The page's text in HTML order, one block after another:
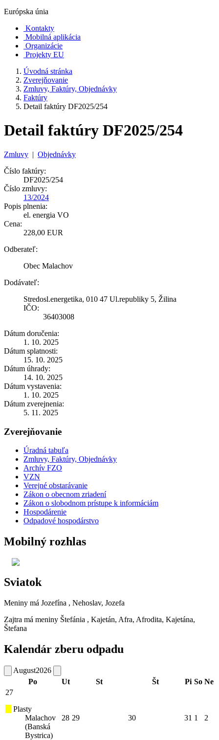
Európska únia
Kontakty
Mobilná aplikácia
Organizácie
Projekty EU
Úvodná stránka
Zverejňovanie
Zmluvy, Faktúry, Objednávky
Faktúry
Detail faktúry DF2025/254
Detail faktúry DF2025/254
Zmluvy | Objednávky
Číslo faktúry:
DF2025/254
Číslo zmluvy:
13/2024
Popis plnenia:
el. energia VO
Cena:
228,00 EUR
Odberateľ:
Obec Malachov
Dodávateľ:
Stredosl.energetika, 010 47 Ul.republiky 5, Žilina
IČO:
36403008
Dátum doručenia:
1. 10. 2025
Dátum splatnosti:
15. 10. 2025
Dátum úhrady:
14. 10. 2025
Dátum vystavenia:
1. 10. 2025
Dátum zverejnenia:
5. 11. 2025
Zverejňovanie
Úradná tabuľa
Zmluvy, Faktúry, Objednávky
Archív FZO
VZN
Verejné obstarávanie
Zákon o obecnom zriadení
Zákon o slobodnom prístupe k informáciám
Hospodárenie
Odpadové hospodárstvo
Mobilný rozhlas
Sviatok
Meniny má Jozefína , Nehoslav, Jozefa
Zajtra má meniny Štefánia , Kajetán, Afra, Afrodita, Kajetána,
Štefana
Kalendár zberu odpadu
August2026
Po
Ut St Št Pi So Ne
27
Plasty
Malachov
(Banská
Bystrica)
28 29 30 31 1 2